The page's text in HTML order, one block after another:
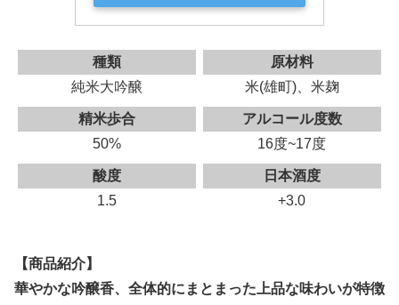
種類
純米大吟醸
原材料
米(雄町)、米麹
精米歩合
50%
アルコール度数
16度~17度
酸度
1.5
日本酒度
+3.0
【商品紹介】
華やかな吟醸香、全体的にまとまった上品な味わいが特徴